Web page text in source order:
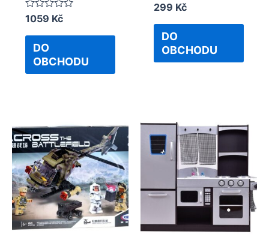
Rated
out
1059 Kč
DO
OBCHODU
Rated
out
299 Kč
DO
OBCHODU